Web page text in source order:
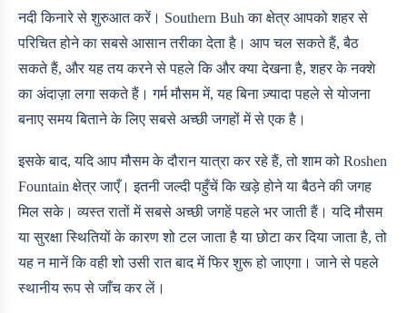
नदी किनारे से शुरुआत करें। Southern Buh का क्षेत्र आपको शहर से
परिचित होने का सबसे आसान तरीका देता है। आप चल सकते हैं, बैठ
सकते हैं, और यह तय करने से पहले कि और क्या देखना है, शहर के नक्शे
का अंदाज़ा लगा सकते हैं। गर्म मौसम में, यह बिना ज़्यादा पहले से योजना
बनाए समय बिताने के लिए सबसे अच्छी जगहों में से एक है।
इसके बाद, यदि आप मौसम के दौरान यात्रा कर रहे हैं, तो शाम को Roshen
Fountain क्षेत्र जाएँ। इतनी जल्दी पहुँचें कि खड़े होने या बैठने की जगह
मिल सके। व्यस्त रातों में सबसे अच्छी जगहें पहले भर जाती हैं। यदि मौसम
या सुरक्षा स्थितियों के कारण शो टल जाता है या छोटा कर दिया जाता है, तो
यह न मानें कि वही शो उसी रात बाद में फिर शुरू हो जाएगा। जाने से पहले
स्थानीय रूप से जाँच कर लें।